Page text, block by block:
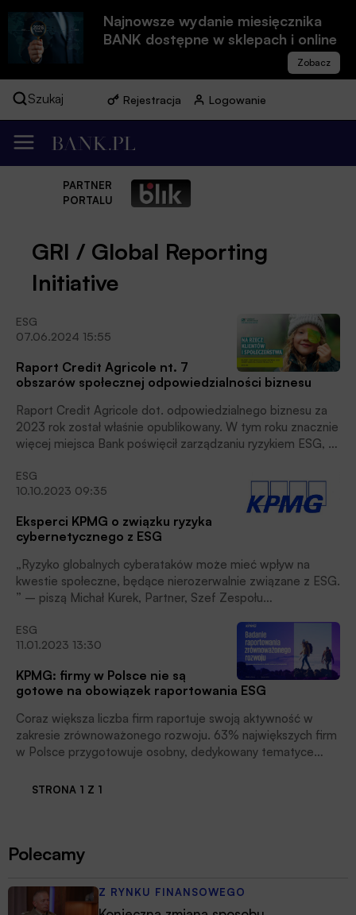
Najnowsze wydanie miesięcznika
BANK dostępne w sklepach i online
Szukaj Rejestracja Logowanie
PARTNER
PORTALU
GRI / Global Reporting
Initiative
ESG
07.06.2024 15:55
Raport Credit Agricole nt. 7
obszarów społecznej odpowiedzialności biznesu
Raport Credit Agricole dot. odpowiedzialnego biznesu za
2023 rok został właśnie opublikowany. W tym roku znacznie
więcej miejsca Bank poświęcił zarządzaniu ryzykiem ESG, a
naturą. Raport przygotowany jest zgodnie
z międzynarodowym standardem GRI Standards, czytamy
ESG
10.10.2023 09:35
Eksperci KPMG o związku ryzyka
cybernetycznego z ESG
„Ryzyko globalnych cyberataków może mieć wpływ na
kwestie społeczne, będące nierozerwalnie związane z ESG.
” – piszą Michał Kurek, Partner, Szef Zespołu
Środkowo-Wschodniej oraz Iwona Galbierz-Sztrauch,
Partner, Lider Usług Doradczych dla Sektora Finansowego,
ESG
11.01.2023 13:30
KPMG: firmy w Polsce nie są
gotowe na obowiązek raportowania ESG
Coraz większa liczba firm raportuje swoją aktywność w
zakresie zrównoważonego rozwoju. 63% największych firm
w Polsce przygotowuje osobny, dedykowany tematyce
ESG w swoich raportach rocznych – wynika z raportu
wskazuje jednak, że firmy mają jeszcze wiele do zrobienia,
aby zaraportować przynajmniej minimum wymagane przez
wchodzącą w najbliższych latach dyrektywę CSRD, czytamy
w komunikacie KPMG.
STRONA 1 Z 1
Polecamy
Z RYNKU FINANSOWEGO